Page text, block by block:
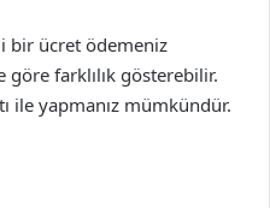
bir ücret ödemeniz
farklılık gösterebilir.
ile yapmanız mümkündür.